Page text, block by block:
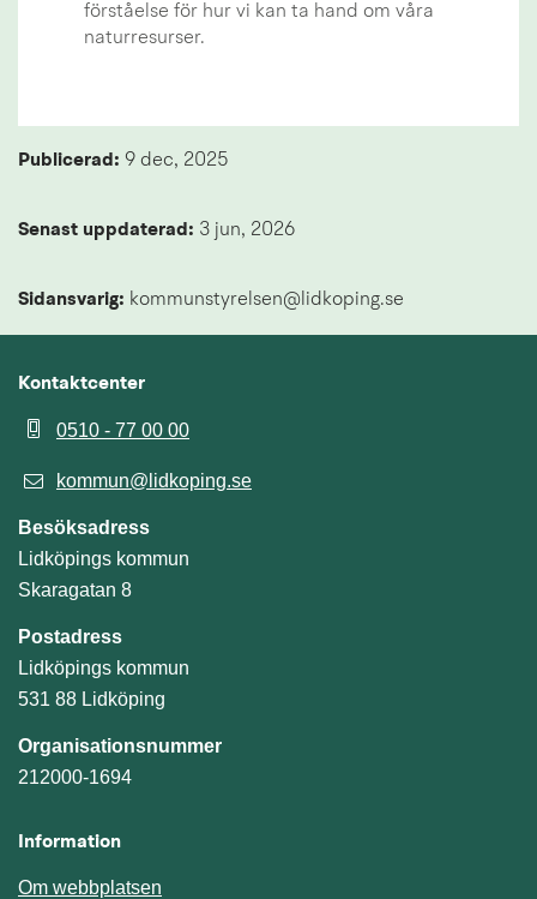
förståelse för hur vi kan ta hand om våra
naturresurser.
Publicerad: 9 dec, 2025
Senast uppdaterad: 3 jun, 2026
Sidansvarig: kommunstyrelsen@lidkoping.se
Kontaktcenter
0510 - 77 00 00
kommun@lidkoping.se
Besöksadress
Lidköpings kommun
Skaragatan 8
Postadress
Lidköpings kommun
531 88 Lidköping
Organisationsnummer
212000-1694
Information
Om webbplatsen